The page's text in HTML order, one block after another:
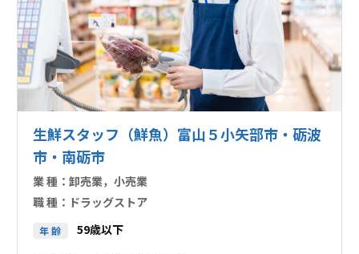
生鮮スタッフ（鮮魚）富山５小矢部市・砺波
市・南砺市
業 種： 卸売業，小売業
職 種： ドラッグストア
年 齢 59歳以下